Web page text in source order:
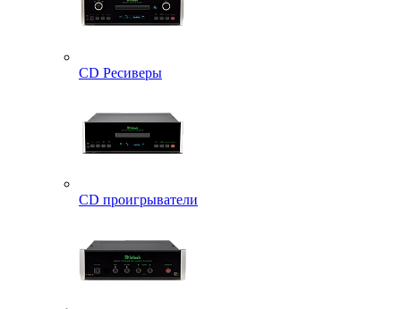
CD Ресиверы
CD проигрыватели